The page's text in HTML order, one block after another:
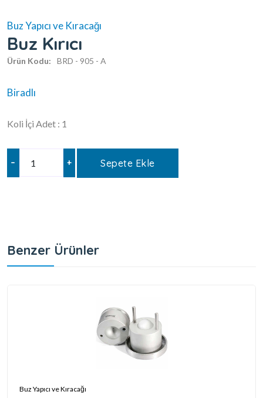
Buz Yapıcı ve Kıracağı
Buz Kırıcı
Ürün Kodu: BRD - 905 - A
Biradlı
Koli İçi Adet : 1
– + Sepete Ekle
Benzer Ürünler
Buz Yapıcı ve Kıracağı